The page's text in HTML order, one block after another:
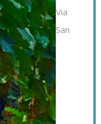
Via
San